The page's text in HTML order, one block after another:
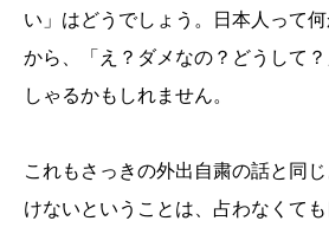
い」はどうでしょう。日本人って
から、「え？ダメなの？どうして
しゃるかもしれません。
これもさっきの外出自粛の話と同
けないということは、占わなくても